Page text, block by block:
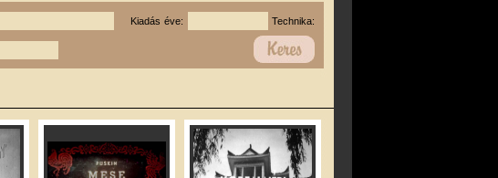
Kiadás éve: Technika: